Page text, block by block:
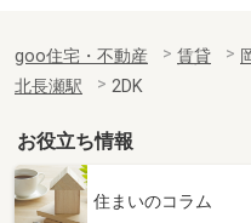
goo住宅・不動産 賃貸
北長瀬駅
2DK
お役立ち情報
住まいのコラム